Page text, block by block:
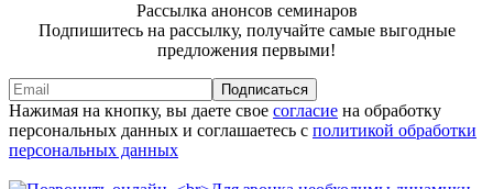
Рассылка анонсов семинаров
Подпишитесь на рассылку, получайте самые выгодные
предложения первыми!
Подписаться
Нажимая на кнопку, вы даете свое согласие на обработку
персональных данных и соглашаетесь с политикой обработки
персональных данных